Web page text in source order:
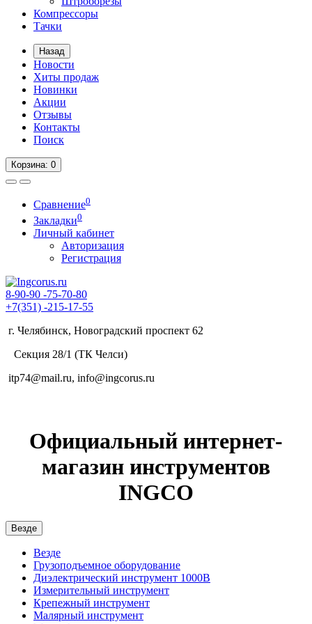
Компрессоры
Тачки
Назад
Новости
Хиты продаж
Новинки
Акции
Отзывы
Контакты
Поиск
Корзина: 0
Сравнение0
Закладки0
Личный кабинет
Авторизация
Регистрация
8-90-90 -75-70-80
+7(351) -215-17-55
г. Челябинск, Новоградский проспект 62
Секция 28/1 (ТК Челси)
itp74@mail.ru, info@ingcorus.ru
Официальный интернет-
магазин инструментов
INGCO
Везде
Везде
Грузоподъемное оборудование
Диэлектрический инструмент 1000В
Измерительный инструмент
Крепежный инструмент
Малярный инструмент